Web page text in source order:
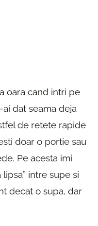
oara cand intri pe
dat seama deja
de retete rapide
doar o portie sau
Pe acesta imi
intre supe si
decat o supa, dar